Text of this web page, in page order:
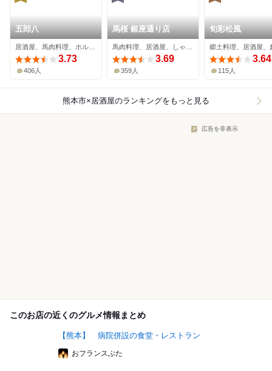
五郎八
3.73
406人
馬桜 銀座通り店
3.69
359人
旬彩松風
3.64
115人
熊本市×居酒屋のランキングをもっと見る
広告を非表示
このお店の近くのグルメ情報まとめ
【熊本】 病院併設の食堂・レストラン
おフランスぶた